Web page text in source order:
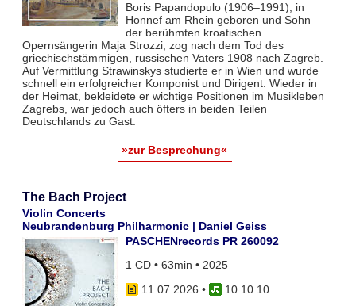
Boris Papandopulo (1906–1991), in
Honnef am Rhein geboren und Sohn
der berühmten kroatischen
Opernsängerin Maja Strozzi, zog nach dem Tod des
griechischstämmigen, russischen Vaters 1908 nach Zagreb.
Auf Vermittlung Strawinskys studierte er in Wien und wurde
schnell ein erfolgreicher Komponist und Dirigent. Wieder in
der Heimat, bekleidete er wichtige Positionen im Musikleben
Zagrebs, war jedoch auch öfters in beiden Teilen
Deutschlands zu Gast.
»zur Besprechung«
The Bach Project
Violin Concerts
Neubrandenburg Philharmonic | Daniel Geiss
PASCHENrecords PR 260092
1 CD • 63min • 2025
11.07.2026 •
10 10 10